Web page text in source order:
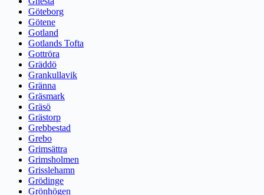
Göteborg
Götene
Gotland
Gotlands Tofta
Gottröra
Gräddö
Grankullavik
Gränna
Gräsmark
Gräsö
Grästorp
Grebbestad
Grebo
Grimsättra
Grimsholmen
Grisslehamn
Grödinge
Grönhögen